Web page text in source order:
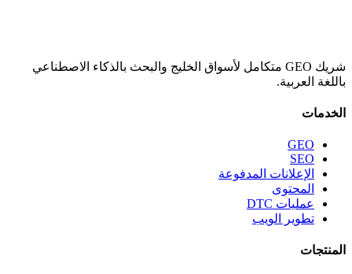
شريك GEO متكامل لأسواق الخليج والبحث بالذكاء الاصطناعي
باللغة العربية.
الخدمات
GEO
SEO
الإعلانات المدفوعة
المحتوى
عمليات DTC
تطوير الويب
المنتجات